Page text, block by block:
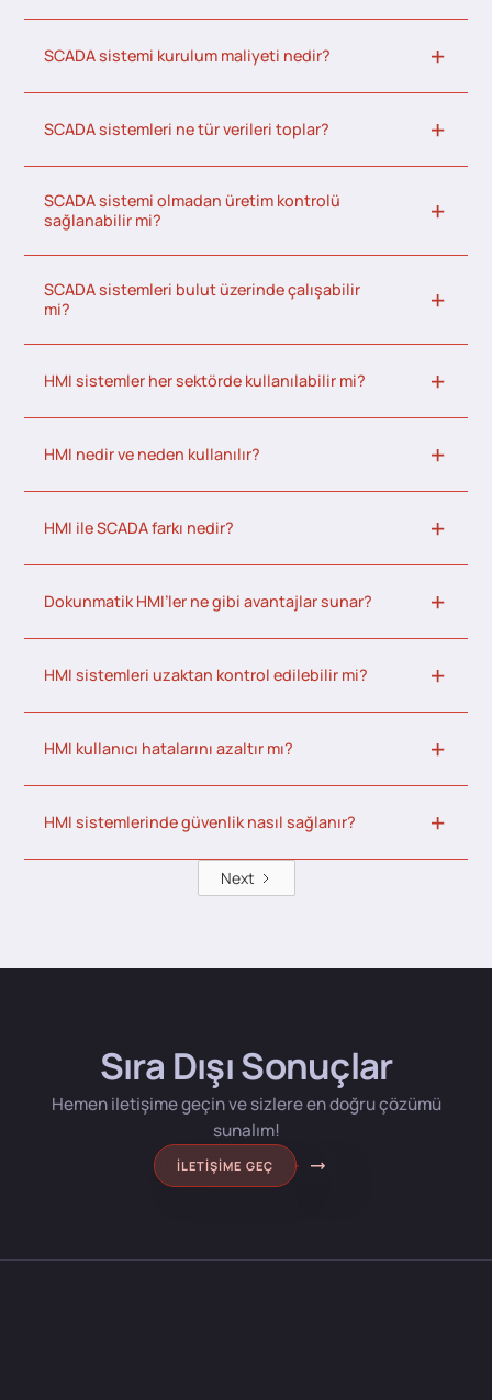
SCADA sistemi kurulum maliyeti nedir?
SCADA sistemleri ne tür verileri toplar?
SCADA sistemi olmadan üretim kontrolü
sağlanabilir mi?
SCADA sistemleri bulut üzerinde çalışabilir
mi?
HMI sistemler her sektörde kullanılabilir mi?
HMI nedir ve neden kullanılır?
HMI ile SCADA farkı nedir?
Dokunmatik HMI’ler ne gibi avantajlar sunar?
HMI sistemleri uzaktan kontrol edilebilir mi?
HMI kullanıcı hatalarını azaltır mı?
HMI sistemlerinde güvenlik nasıl sağlanır?
Next
Sıra Dışı Sonuçlar
Hemen iletişime geçin ve sizlere en doğru çözümü
sunalım!
İLETIŞIME GEÇ